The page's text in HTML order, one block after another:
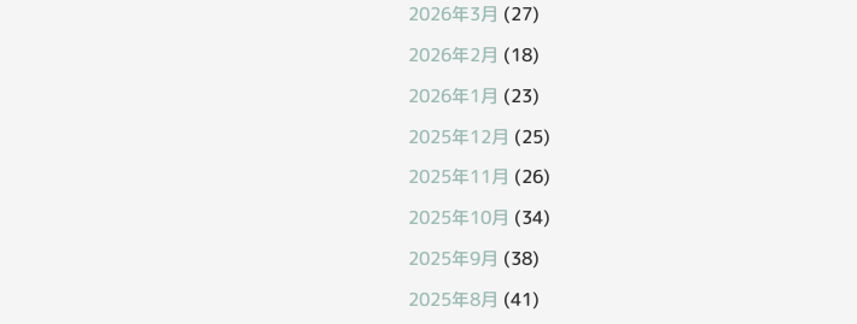
2026年3月 (27)
2026年2月 (18)
2026年1月 (23)
2025年12月 (25)
2025年11月 (26)
2025年10月 (34)
2025年9月 (38)
2025年8月 (41)